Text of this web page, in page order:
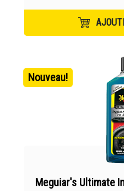
Nouveau!
Meguiar's Ultimate